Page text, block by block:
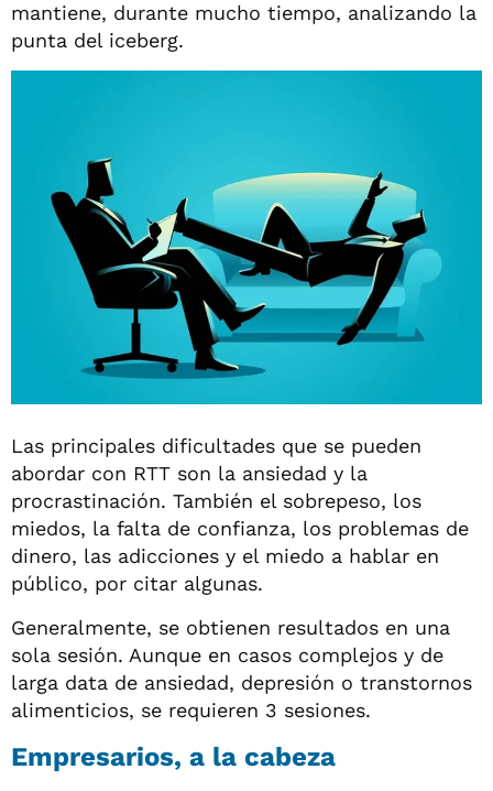
mantiene, durante mucho tiempo, analizando la
punta del iceberg.
Las principales dificultades que se pueden
abordar con RTT son la ansiedad y la
procrastinación. También el sobrepeso, los
miedos, la falta de confianza, los problemas de
dinero, las adicciones y el miedo a hablar en
público, por citar algunas.
Generalmente, se obtienen resultados en una
sola sesión. Aunque en casos complejos y de
larga data de ansiedad, depresión o transtornos
alimenticios, se requieren 3 sesiones.
Empresarios, a la cabeza